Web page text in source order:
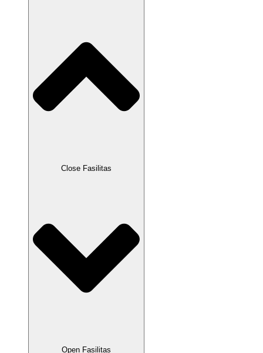
Close Fasilitas
Open Fasilitas